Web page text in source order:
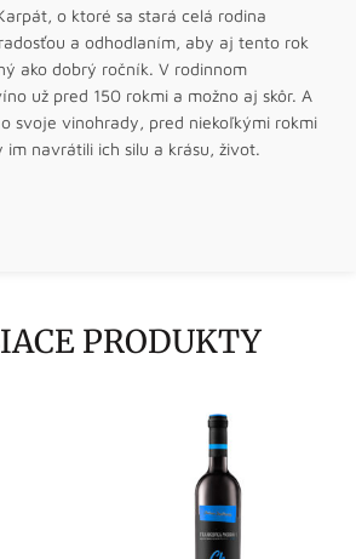
o ktoré sa stará celá rodina
a odhodlaním, aby aj tento rok
ako dobrý ročník. V rodinnom
už pred 150 rokmi a možno aj skôr. A
svoje vinohrady, pred niekoľkými rokmi
navrátili ich silu a krásu, život.
PRODUKTY